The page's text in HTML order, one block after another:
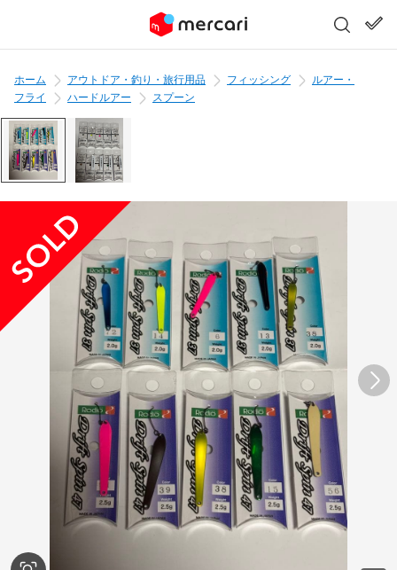
ホーム アウトドア・釣り・旅行用品 フィッシング
ルアー・
フライ
ハードルアー スプーン